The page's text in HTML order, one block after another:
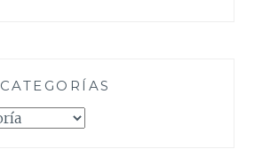
CATEGORÍAS